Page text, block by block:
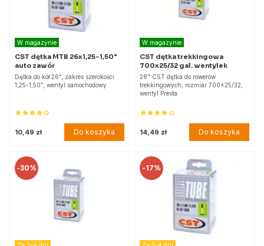
W magazynie
CST dętka MTB 26x1,25-1,50"
auto zawór
Dętka do kół 26", zakres szerokości
1,25-1,50", wentyl samochodowy
10,49 zł Do koszyka
W magazynie
CST dętka trekkingowa
700x25/32 gal. wentylek
28" CST dętka do rowerów
trekkingowych, rozmiar 700x25/32,
wentyl Presta.
14,49 zł Do koszyka
-30% -17%